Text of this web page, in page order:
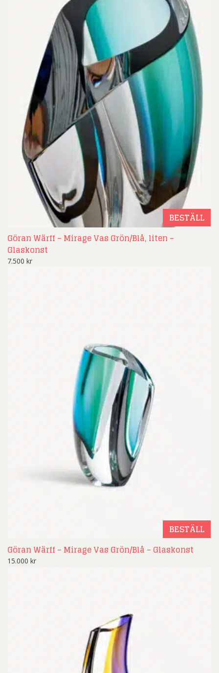
BESTÄLL
Göran Wärff – Mirage Vas Grön/Blå, liten –
Glaskonst
7.500 kr
BESTÄLL
Göran Wärff – Mirage Vas Grön/Blå – Glaskonst
15.000 kr